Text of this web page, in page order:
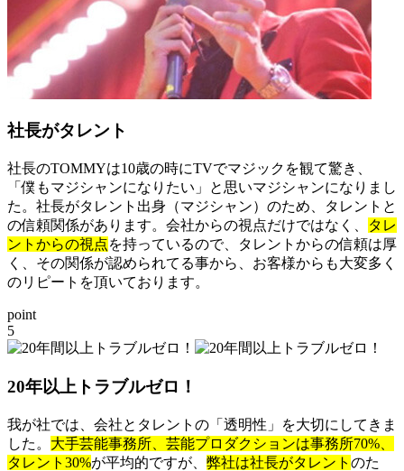
社長がタレント
社長のTOMMYは10歳の時にTVでマジックを観て驚き、
「僕もマジシャンになりたい」と思いマジシャンになりまし
た。社長がタレント出身（マジシャン）のため、タレントと
の信頼関係があります。会社からの視点だけではなく、
タレ
ントからの視点を持っているので、タレントからの信頼は厚
く、その関係が認められてる事から、お客様からも大変多く
のリピートを頂いております。
point
5
20年以上トラブルゼロ！
我が社では、会社とタレントの「透明性」を大切にしてきま
した。 大手芸能事務所、芸能プロダクションは事務所70%、
タレント30%が平均的ですが、 弊社は社長がタレント のた